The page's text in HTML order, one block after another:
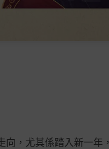
向，尤其係踏入新一年，